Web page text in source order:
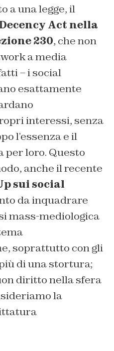
a una legge, il
Act nella
230, che non
a media
– i social
esattamente
interessi, senza
l’essenza e il
per loro. Questo
anche il recente
sui social
da inquadrare
mass-mediologica
soprattutto con gli
di una stortura;
diritto nella sfera
la